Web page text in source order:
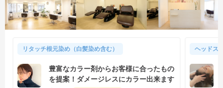
リタッチ根元染め（白髪染め含む）
豊富なカラー剤からお客様に合ったもの
を提案！ダメージレスにカラー出来ます
ヘッドス